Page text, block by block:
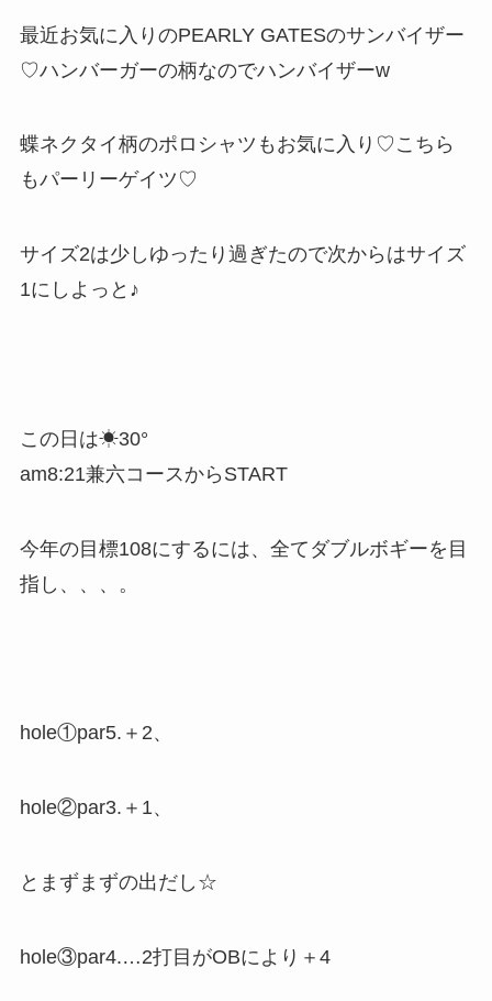
最近お気に入りのPEARLY GATESのサンバイザー
♡ハンバーガーの柄なのでハンバイザーw
蝶ネクタイ柄のポロシャツもお気に入り♡こちら
もパーリーゲイツ♡
サイズ2は少しゆったり過ぎたので次からはサイズ
1にしよっと♪
この日は☀︎30°
am8:21兼六コースからSTART
今年の目標108にするには、全てダブルボギーを目
指し、、、。
hole①par5.＋2、
hole②par3.＋1、
とまずまずの出だし☆
hole③par4.…2打目がOBにより＋4